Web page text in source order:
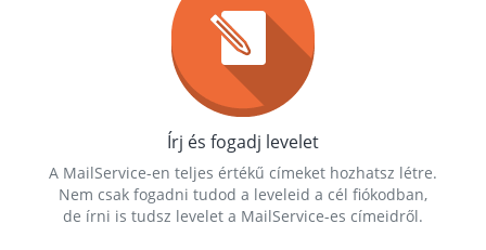
Írj és fogadj levelet
A MailService-en teljes értékű címeket hozhatsz létre.
Nem csak fogadni tudod a leveleid a cél fiókodban,
de írni is tudsz levelet a MailService-es címeidről.